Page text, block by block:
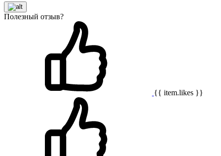
Полезный отзыв?
{{ item.likes }}